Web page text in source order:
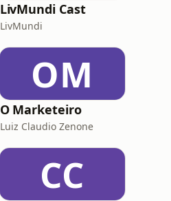
LivMundi Cast
LivMundi
OM
O Marketeiro
Luiz Claudio Zenone
CC